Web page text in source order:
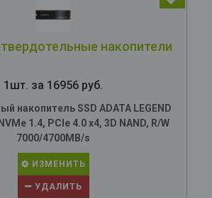
накопители
1шт. за 16956 руб.
накопитель SSD ADATA LEGEND
1.4, PCIe 4.0 x4, 3D NAND, R/W
7000/4700MB/s
ИЗМЕНИТЬ
УДАЛИТЬ